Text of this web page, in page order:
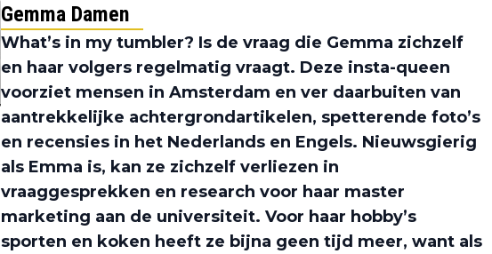
Gemma Damen
What’s in my tumbler? Is de vraag die Gemma zichzelf
en haar volgers regelmatig vraagt. Deze insta-queen
voorziet mensen in Amsterdam en ver daarbuiten van
aantrekkelijke achtergrondartikelen, spetterende foto’s
en recensies in het Nederlands en Engels. Nieuwsgierig
als Emma is, kan ze zichzelf verliezen in
vraaggesprekken en research voor haar master
marketing aan de universiteit. Voor haar hobby’s
sporten en koken heeft ze bijna geen tijd meer, want als